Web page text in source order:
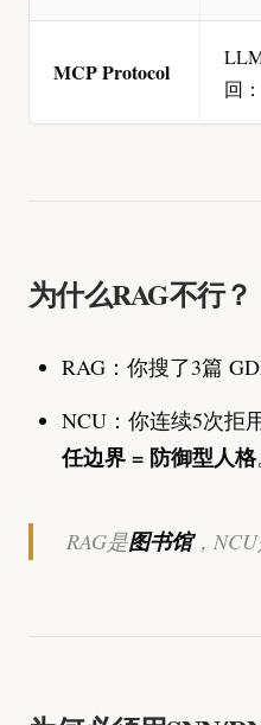
MCP Protocol
回
为什么RAG不行？
RAG：你搜了3篇
NCU：你连续5次拒
任边界 = 防御型人格
RAG是图书馆，